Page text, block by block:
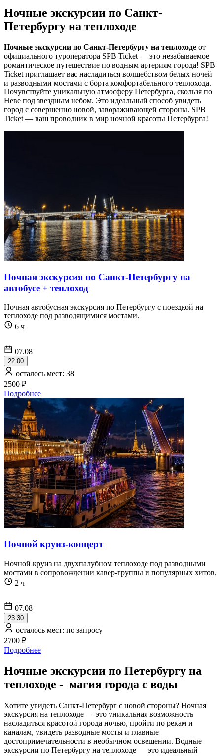
Ночные экскурсии по Санкт-
Петербургу на теплоходе
Ночные экскурсии по Санкт-Петербургу на теплоходе от
официального туроператора SPB Ticket — это незабываемое
романтическое путешествие по водным артериям города! SPB
Ticket приглашает вас насладиться волшебством белых ночей
и разводными мостами с борта комфортабельного теплохода.
Почувствуйте уникальную атмосферу Петербурга, скользя по
Неве под звездным небом. Это идеальный способ увидеть
город с совершенно новой, завораживающей стороны. SPB
Ticket — ваш проводник в мир ночной красоты Петербурга!
Ночная экскурсия по Санкт-Петербургу на
автобусе + теплоход
Ночная автобусная экскурсия по Петербургу с поездкой на
теплоходе под разводящимися мостами.
6 ч
07.08
22:00
осталось мест: 38
2500 ₽
Подробнее
Ночной круиз-концерт
Ночной круиз на двухпалубном теплоходе под разводными
мостами в сопровождении кавер-группы и популярных хитов.
2 ч
07.08
23:30
осталось мест: по запросу
2700 ₽
Подробнее
Ночные экскурсии по Петербургу на
теплоходе - магия города с воды
Хотите увидеть Санкт-Петербург с новой стороны? Ночная
экскурсия на теплоходе — это уникальная возможность
насладиться красотой города ночью, пройти по рекам и
каналам, увидеть разводные мосты и главные
достопримечательности в необычном освещении. Водные
экскурсии по Петербургу на теплоходе — это идеальный